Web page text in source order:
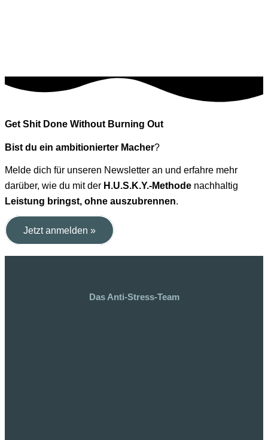
Get Shit Done Without Burning Out
Bist du ein ambitionierter Macher?
Melde dich für unseren Newsletter an und erfahre mehr
darüber, wie du mit der H.U.S.K.Y.-Methode nachhaltig
Leistung bringst, ohne auszubrennen.
Jetzt anmelden »
Das Anti-Stress-Team